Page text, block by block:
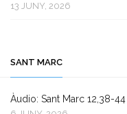
13 JUNY, 2026
SANT MARC
Àudio: Sant Marc 12,38-44